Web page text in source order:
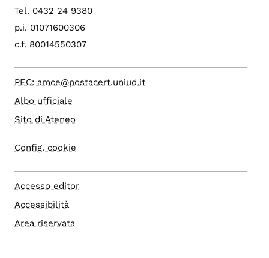
Tel. 0432 24 9380
p.i. 01071600306
c.f. 80014550307
PEC: amce@postacert.uniud.it
Albo ufficiale
Sito di Ateneo
Config. cookie
Accesso editor
Accessibilità
Area riservata